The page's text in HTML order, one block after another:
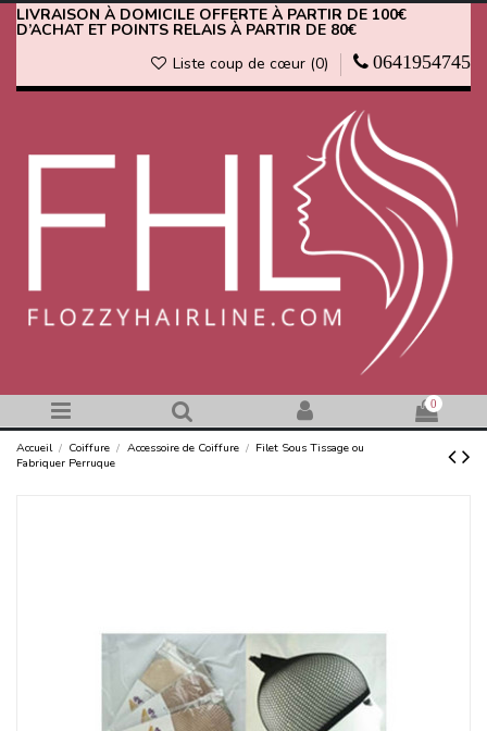
LIVRAISON À DOMICILE OFFERTE À PARTIR DE 100€
D’ACHAT ET POINTS RELAIS À PARTIR DE 80€
Liste coup de cœur (0) 0641954745
0
Accueil Coiffure Accessoire de Coiffure
Filet Sous Tissage ou
Fabriquer Perruque